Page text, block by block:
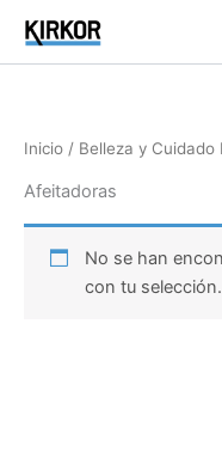
contenido
Inicio / Belleza y Cuidado
Afeitadoras
No se han
con tu selección.